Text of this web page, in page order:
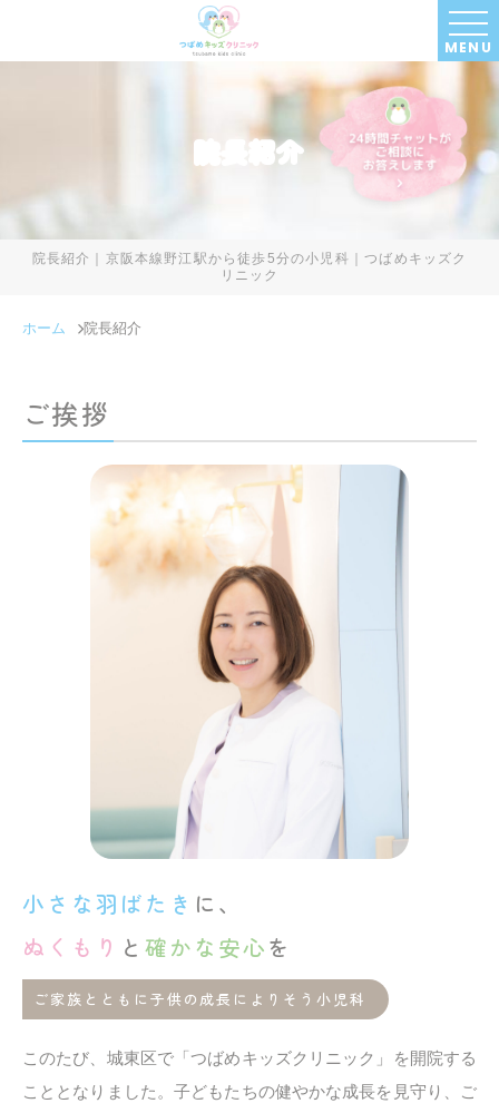
MENU
院長紹介
院長紹介｜京阪本線野江駅から徒歩5分の小児科｜つばめキッズク
リニック
ホーム 院長紹介
ご挨拶
小さな羽ばたき に、
ぬくもり と 確かな安心を
ご家族とともに子供の成長によりそう小児科
このたび、城東区で「つばめキッズクリニック」を開院する
こととなりました。子どもたちの健やかな成長を見守り、ご